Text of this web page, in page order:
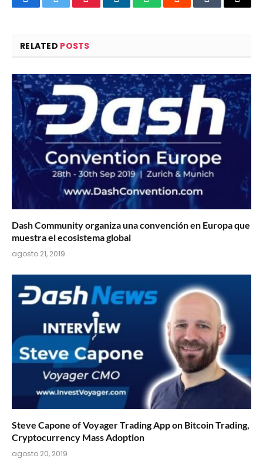
FacebookTwitterPinterestLinkedInWhatsAppRedditTumblrEmail
RELATED POSTS
Dash Community organiza una convención en Europa que
muestra el ecosistema global
agosto 21, 2019
Steve Capone of Voyager Trading App on Bitcoin Trading,
Cryptocurrency Mass Adoption
agosto 20, 2019